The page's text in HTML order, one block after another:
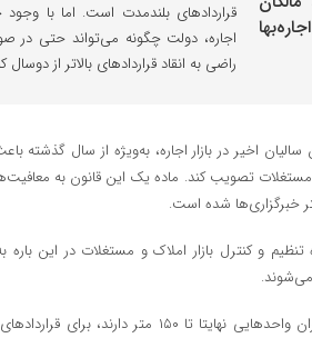
قراردادهای بلندمدت است. اما با وجود
اجاره، دولت چگونه می‌تواند حتی در
راضی به انقاد قراردادهای بالاتر از دوسال
سالیان اخیر در بازار اجاره، به‌ویژه از سال
مستغلات تصویب کند. ماده یک این قانون به
خبرگزاری‌ها شده است.
تنظیم و کنترل بازار املاک و مستغلات در این باره